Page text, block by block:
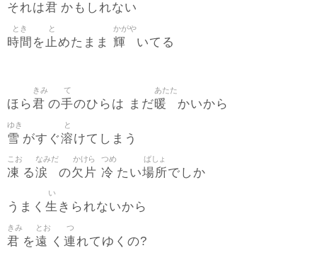
それは君 かもしれない
時間
とき
を止
と
めたまま 輝
かがや
いてる
ほら君
きみ
の手
て
のひらは まだ暖
あたた
かいから
雪
ゆき
がすぐ溶
と
けてしまう
凍
こお
る涙
なみだ
の欠片
かけら
冷
つめ
たい場所
ばしょ
でしか
うまく 生
い
きられないから
君
きみ
を遠
とお
く 連
つ
れてゆくの?